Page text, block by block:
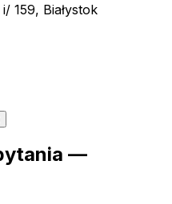
159, Białystok
—